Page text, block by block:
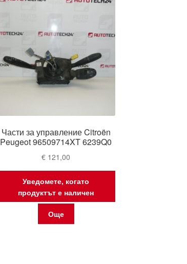
Части за управление Citroën
Peugeot 96509714XT 6239Q0
€ 121,00
Уведомете, когато
продуктът е наличен
Още